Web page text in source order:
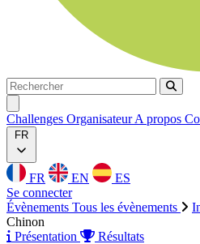
Rechercher
Challenges OrganisateurA propos
FR
FR EN
ES
Se connecter
Évènements Tous les évènements
Chinon
Présentation
Résultats